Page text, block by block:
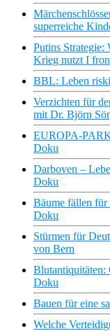
superreiche
Putins Strategie:
Krieg nutzt I
BBL: Leben
Verzichten für
mit Dr. Björn
EUROPA-
Doku
Darboven –
Doku
Bäume fällen für
Doku
Stürmen für
von Bern
Blutantiquitäten:
Doku
Bauen für eine
Welche